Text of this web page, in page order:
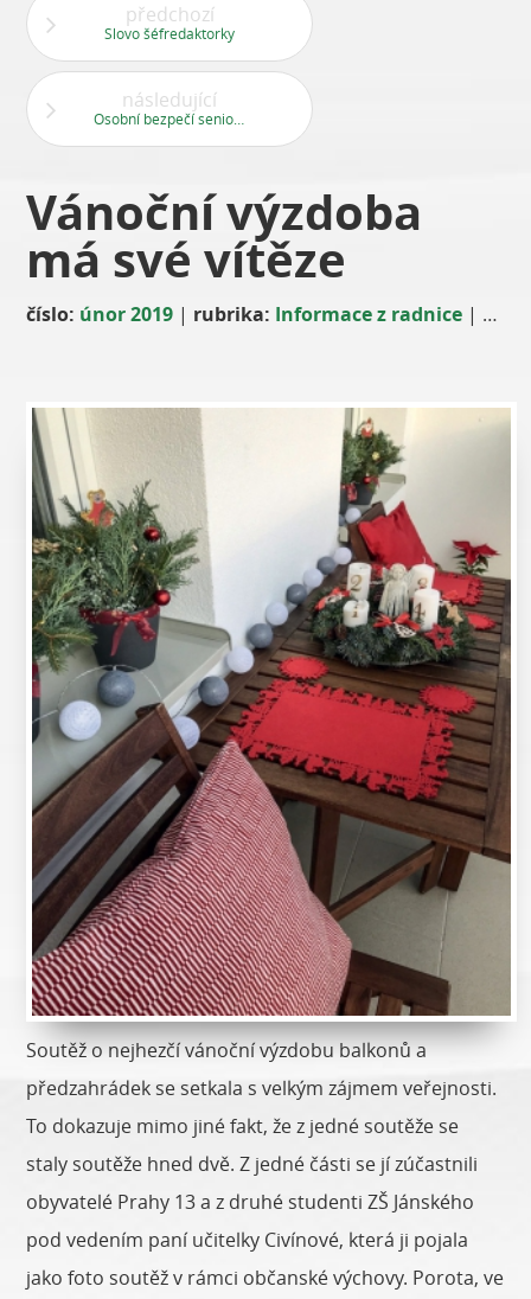
předchozí
Slovo šéfredaktorky
následující
Vánoční výzdoba
má své vítěze
číslo: únor 2019 | rubrika: Informace z radnice |
Soutěž o nejhezčí vánoční výzdobu balkonů a
předzahrádek se setkala s velkým zájmem veřejnosti.
To dokazuje mimo jiné fakt, že z jedné soutěže se
staly soutěže hned dvě. Z jedné části se jí zúčastnili
obyvatelé Prahy 13 a z druhé studenti ZŠ Jánského
pod vedením paní učitelky Civínové, která ji pojala
jako foto soutěž v rámci občanské výchovy. Porota, ve